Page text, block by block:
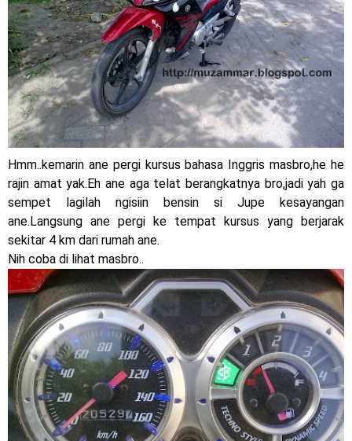
Core 125cc dengan mobilitas tinggi
Yamaha Indonesia Rilis Warna Baru Fazzio Hybrid yang lebih
Eye Catchy & Kece Abis
Sudah pakai diskbrake belakang ! Yamaha Indonesia Resmi
perkenalkan Aerox Alpha 155 Turbo !
Yamaha Nmax Turbo 155 sudah lahir, Aerox Turbo hanya
tinggal menunggu waktu ?
Honda Indonesia resmi jual New CBR 1000RR-R Fireblade
2025, harganya mantap !
Dukung MotoGP Mandalika 2024, AHM serahkan 10 unit
motor listrik EM1 e
Yamaha Indonesia resmi luncurkan Nmax 155 Turbo
Sudah pakai winglet Karbon, Yamaha resmi merilis YZF-R1
dan YZF-R1M model 2025 !
Hmm..kemarin ane pergi kursus bahasa Inggris masbro,he he
rajin amat yak.Eh ane aga telat berangkatnya bro,jadi yah ga
sempet lagilah ngisiin bensin si Jupe kesayangan
ane.Langsung ane pergi ke tempat kursus yang berjarak
sekitar 4 km dari rumah ane.
Nih coba di lihat masbro..